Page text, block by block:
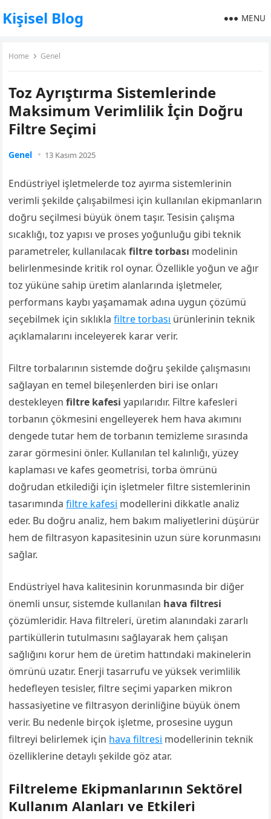
Kişisel Blog MENU
Home Genel
Toz Ayrıştırma Sistemlerinde
Maksimum Verimlilik İçin Doğru
Filtre Seçimi
Genel 13 Kasım 2025
Endüstriyel işletmelerde toz ayırma sistemlerinin
verimli şekilde çalışabilmesi için kullanılan ekipmanların
doğru seçilmesi büyük önem taşır. Tesisin çalışma
sıcaklığı, toz yapısı ve proses yoğunluğu gibi teknik
parametreler, kullanılacakfiltre torbası modelinin
belirlenmesinde kritik rol oynar. Özellikle yoğun ve ağır
toz yüküne sahip üretim alanlarında işletmeler,
performans kaybı yaşamamak adına uygun çözümü
seçebilmek için sıklıklafiltre torbası ürünlerinin teknik
açıklamalarını inceleyerek karar verir.
Filtre torbalarının sistemde doğru şekilde çalışmasını
sağlayan en temel bileşenlerden biri ise onları
destekleyenfiltre kafesi yapılarıdır. Filtre kafesleri
torbanın çökmesini engelleyerek hem hava akımını
dengede tutar hem de torbanın temizleme sırasında
zarar görmesini önler. Kullanılan tel kalınlığı, yüzey
kaplaması ve kafes geometrisi, torba ömrünü
doğrudan etkilediği için işletmeler filtre sistemlerinin
tasarımındafiltre kafesi modellerini dikkatle analiz
eder. Bu doğru analiz, hem bakım maliyetlerini düşürür
hem de filtrasyon kapasitesinin uzun süre korunmasını
sağlar.
Endüstriyel hava kalitesinin korunmasında bir diğer
önemli unsur, sistemde kullanılan hava filtresi
çözümleridir. Hava filtreleri, üretim alanındaki zararlı
partiküllerin tutulmasını sağlayarak hem çalışan
sağlığını korur hem de üretim hattındaki makinelerin
ömrünü uzatır. Enerji tasarrufu ve yüksek verimlilik
hedefleyen tesisler, filtre seçimi yaparken mikron
hassasiyetine ve filtrasyon derinliğine büyük önem
verir. Bu nedenle birçok işletme, prosesine uygun
filtreyi belirlemek için hava filtresi modellerinin teknik
özelliklerine detaylı şekilde göz atar.
Filtreleme Ekipmanlarının Sektörel
Kullanım Alanları ve Etkileri